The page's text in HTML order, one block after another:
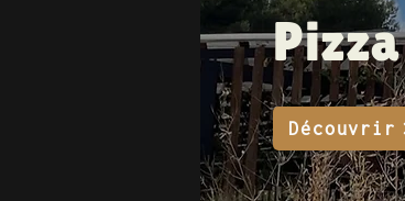
Découvrir